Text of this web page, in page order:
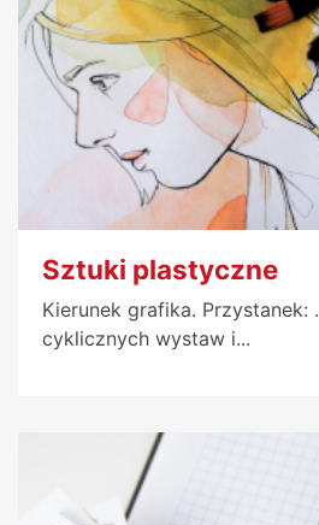
Sztuki plastyczne
Kierunek grafika.
cyklicznych wystaw i...